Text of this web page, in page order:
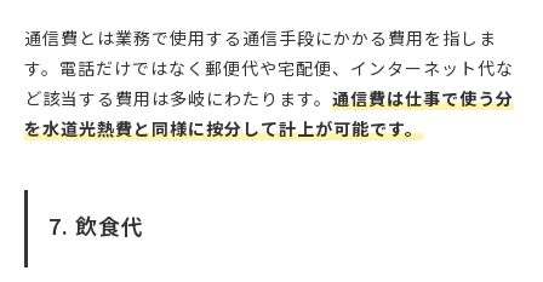
通信費とは業務で使用する通信手段にかかる費用を指しま
す。電話だけではなく郵便代や宅配便、インターネット代な
ど該当する費用は多岐にわたります。 通信費は仕事で使う分
を水道光熱費と同様に按分して計上が可能です。
7. 飲食代